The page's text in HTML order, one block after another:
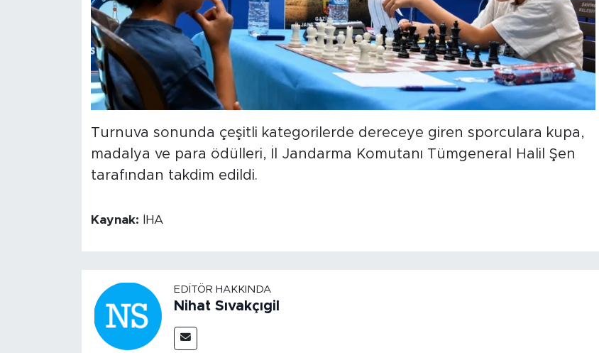
Turnuva sonunda çeşitli kategorilerde dereceye giren sporculara kupa,
madalya ve para ödülleri, İl Jandarma Komutanı Tümgeneral Halil Şen
tarafından takdim edildi.
Kaynak: İHA
EDITÖR HAKKINDA
Nihat Sıvakçıgil